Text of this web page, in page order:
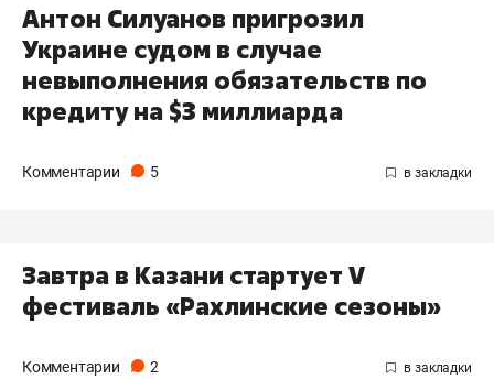
Антон Силуанов пригрозил
Украине судом в случае
невыполнения обязательств по
кредиту на $3 миллиарда
Комментарии 5
Завтра в Казани стартует V
фестиваль «Рахлинские сезоны»
Комментарии 2